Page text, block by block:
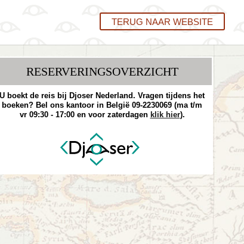
TERUG NAAR WEBSITE
RESERVERINGS­OVERZICHT
U boekt de reis bij Djoser Nederland. Vragen tijdens het
boeken? Bel ons kantoor in België 09-2230069 (ma t/m
vr 09:30 - 17:00 en voor zaterdagen klik hier).